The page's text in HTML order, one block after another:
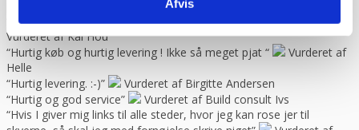
AfvisVurderet af Patricia
“Hjemmeside nem og hurtig at overskue samt hurtig betjening”
Vurderet af Kai Hou
“Hurtig køb og hurtig levering ! Ikke så meget pjat “
Vurderet af
Helle
“Hurtig levering. :-)”
Vurderet af Birgitte Andersen
“Hurtig og god service”
Vurderet af Build consult Ivs
“Hvis I giver mig links til alle steder, hvor jeg kan rose jer til